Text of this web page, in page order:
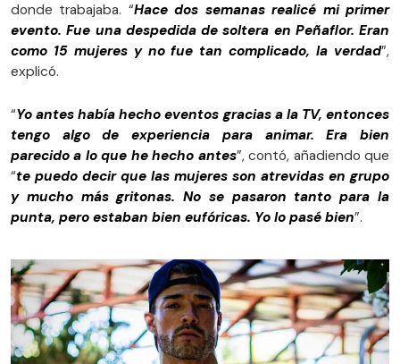
donde trabajaba. “Hace dos semanas realicé mi primer
evento. Fue una despedida de soltera en Peñaflor. Eran
como 15 mujeres y no fue tan complicado, la verdad”,
explicó.
“Yo antes había hecho eventos gracias a la TV, entonces
tengo algo de experiencia para animar. Era bien
parecido a lo que he hecho antes”, contó, añadiendo que
“te puedo decir que las mujeres son atrevidas en grupo
y mucho más gritonas. No se pasaron tanto para la
punta, pero estaban bien eufóricas. Yo lo pasé bien”.